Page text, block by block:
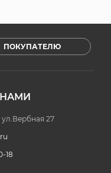
ПОКУПАТЕЛЮ
ул.Вербная 27
18